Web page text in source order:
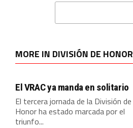
MORE IN DIVISIÓN DE HONOR
El VRAC ya manda en solitario
El tercera jornada de la División de
Honor ha estado marcada por el
triunfo...